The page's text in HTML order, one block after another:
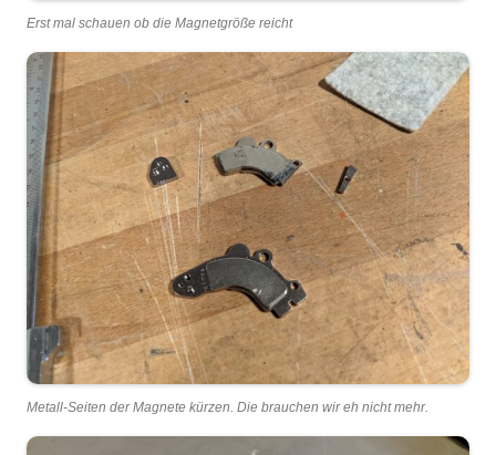
Erst mal schauen ob die Magnetgröße reicht
Metall-Seiten der Magnete kürzen. Die brauchen wir eh nicht mehr.